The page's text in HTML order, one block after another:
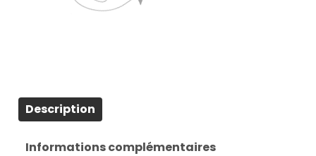
Description
Informations complémentaires